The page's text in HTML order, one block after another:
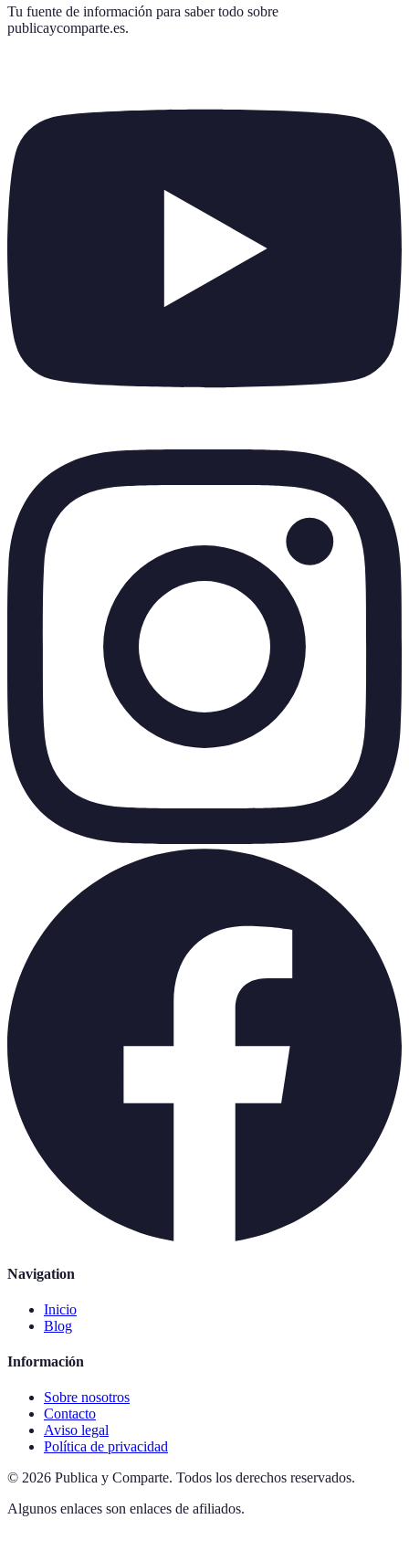
Tu fuente de información para saber todo sobre
publicaycomparte.es.
Navigation
Inicio
Blog
Información
Sobre nosotros
Contacto
Aviso legal
Política de privacidad
© 2026 Publica y Comparte. Todos los derechos reservados.
Algunos enlaces son enlaces de afiliados.